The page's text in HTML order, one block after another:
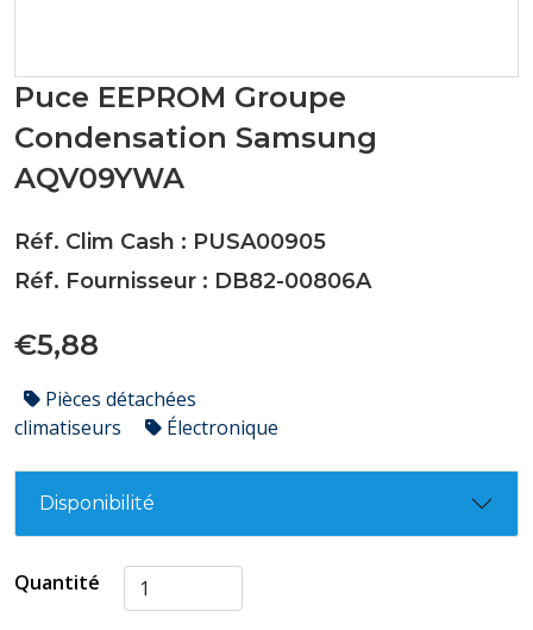
Puce EEPROM Groupe
Condensation Samsung
AQV09YWA
Réf. Clim Cash : PUSA00905
Réf. Fournisseur : DB82-00806A
€5,88
Pièces détachées
climatiseurs
Électronique
Disponibilité
Quantité